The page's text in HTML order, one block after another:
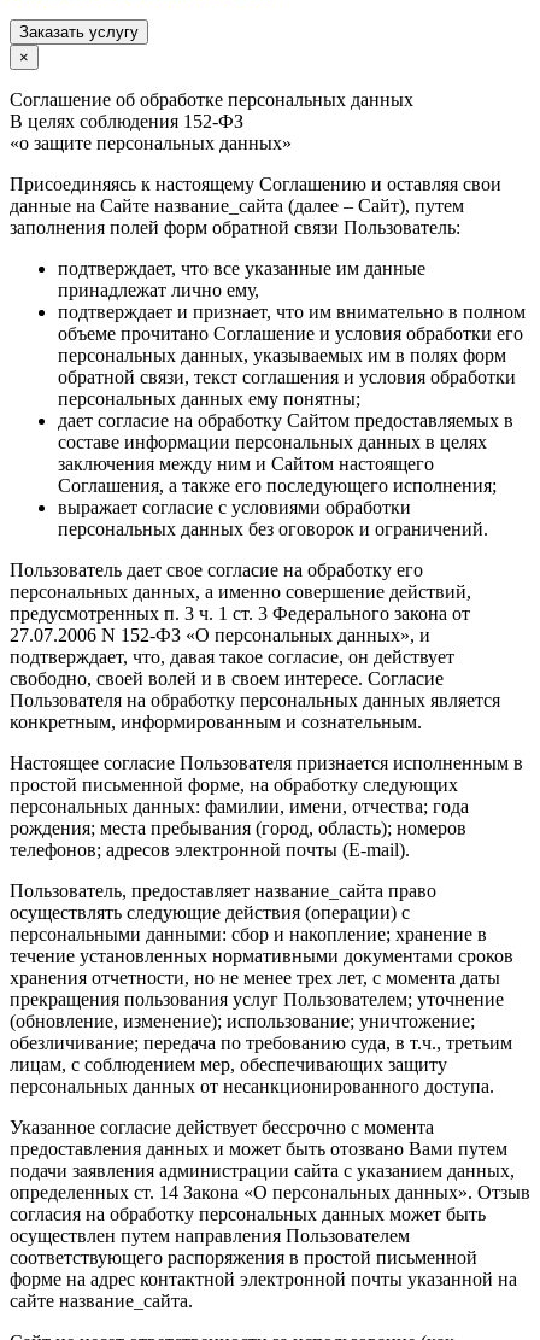
Заказать услугу
×
Соглашение об обработке персональных данных
В целях соблюдения 152-ФЗ
«о защите персональных данных»
Присоединяясь к настоящему Соглашению и оставляя свои
данные на Сайте название_сайта (далее – Сайт), путем
заполнения полей форм обратной связи Пользователь:
подтверждает, что все указанные им данные
принадлежат лично ему,
подтверждает и признает, что им внимательно в полном
объеме прочитано Соглашение и условия обработки его
персональных данных, указываемых им в полях форм
обратной связи, текст соглашения и условия обработки
персональных данных ему понятны;
дает согласие на обработку Сайтом предоставляемых в
составе информации персональных данных в целях
заключения между ним и Сайтом настоящего
Соглашения, а также его последующего исполнения;
выражает согласие с условиями обработки
персональных данных без оговорок и ограничений.
Пользователь дает свое согласие на обработку его
персональных данных, а именно совершение действий,
предусмотренных п. 3 ч. 1 ст. 3 Федерального закона от
27.07.2006 N 152-ФЗ «О персональных данных», и
подтверждает, что, давая такое согласие, он действует
свободно, своей волей и в своем интересе. Согласие
Пользователя на обработку персональных данных является
конкретным, информированным и сознательным.
Настоящее согласие Пользователя признается исполненным в
простой письменной форме, на обработку следующих
персональных данных: фамилии, имени, отчества; года
рождения; места пребывания (город, область); номеров
телефонов; адресов электронной почты (E-mail).
Пользователь, предоставляет название_сайта право
осуществлять следующие действия (операции) с
персональными данными: сбор и накопление; хранение в
течение установленных нормативными документами сроков
хранения отчетности, но не менее трех лет, с момента даты
прекращения пользования услуг Пользователем; уточнение
(обновление, изменение); использование; уничтожение;
обезличивание; передача по требованию суда, в т.ч., третьим
лицам, с соблюдением мер, обеспечивающих защиту
персональных данных от несанкционированного доступа.
Указанное согласие действует бессрочно с момента
предоставления данных и может быть отозвано Вами путем
подачи заявления администрации сайта с указанием данных,
определенных ст. 14 Закона «О персональных данных». Отзыв
согласия на обработку персональных данных может быть
осуществлен путем направления Пользователем
соответствующего распоряжения в простой письменной
форме на адрес контактной электронной почты указанной на
сайте название_сайта.